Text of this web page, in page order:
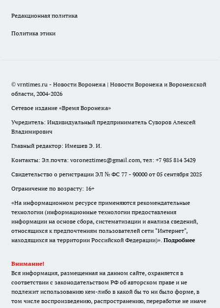
Редакционная политика
Политика этики
© vrntimes.ru - Новости Воронежа | Новости Воронежа и Воронежской
области, 2004-2026
Сетевое издание «Время Воронежа»
Учредитель: Индивидуальный предприниматель Суворов Алексей
Владимирович
Главный редактор: Имешев Э. И.
Контакты: Эл.почта: voroneztimes@gmail.com, тел: +7 985 814 3429
Свидетельство о регистрации ЭЛ № ФС 77 - 90000 от 05 сентября 2025
Ограничение по возрасту: 16+
«На информационном ресурсе применяются рекомендательные
технологии (информационные технологии предоставления
информации на основе сбора, систематизации и анализа сведений,
относящихся к предпочтениям пользователей сети "Интернет",
находящихся на территории Российской Федерации)». Подробнее
Внимание!
Вся информация, размещенная на данном сайте, охраняется в
соответствии с законодательством РФ об авторском праве и не
подлежит использованию кем-либо в какой бы то ни было форме, в
том числе воспроизведению, распространению, переработке не иначе